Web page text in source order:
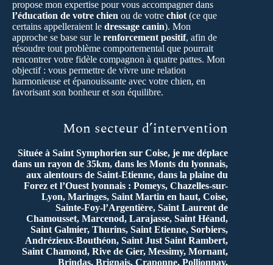
propose mon expertise pour vous accompagner dans
l’éducation de votre chien ou de votre chiot (ce que
certains appelleraient le dressage canin). Mon
approche se base sur le renforcement positif, afin de
résoudre tout problème comportemental que pourrait
rencontrer votre fidèle compagnon à quatre pattes. Mon
objectif : vous permettre de vivre une relation
harmonieuse et épanouissante avec votre chien, en
favorisant son bonheur et son équilibre.
Mon secteur d’intervention
Située à Saint Symphorien sur Coise, je me déplace
dans un rayon de 35km, dans les Monts du lyonnais,
aux alentours de Saint-Etienne, dans la plaine du
Forez et l’Ouest lyonnais : Pomeys, Chazelles-sur-
Lyon, Maringes, Saint Martin en haut, Coise,
Sainte-Foy-l’Argentière, Saint Laurent de
Chamousset, Marcenod, Larajasse, Saint Héand,
Saint Galmier, Thurins, Saint Etienne, Sorbiers,
Andrézieux-Bouthéon, Saint Just Saint Rambert,
Saint Chamond, Rive de Gier, Messimy, Mornant,
Brindas, Brignais, Craponne, Pollionnay,